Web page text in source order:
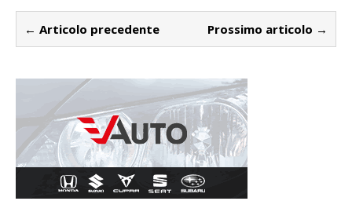
← Articolo precedente Prossimo articolo →